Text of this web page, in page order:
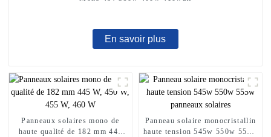
En savoir plus
Panneaux solaires mono de
haute qualité de 182 mm 445
Panneau solaire monocristallin
haute tension 545w 550w 555w